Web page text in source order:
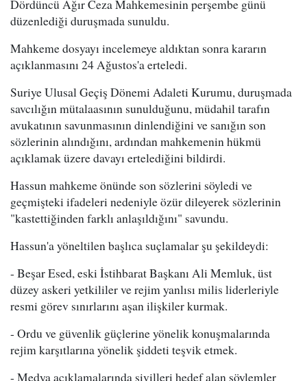
Dördüncü Ağır Ceza Mahkemesinin perşembe günü
düzenlediği duruşmada sunuldu.
Mahkeme dosyayı incelemeye aldıktan sonra kararın
açıklanmasını 24 Ağustos'a erteledi.
Suriye Ulusal Geçiş Dönemi Adaleti Kurumu, duruşmada
savcılığın mütalaasının sunulduğunu, müdahil tarafın
avukatının savunmasının dinlendiğini ve sanığın son
sözlerinin alındığını, ardından mahkemenin hükmü
açıklamak üzere davayı ertelediğini bildirdi.
Hassun mahkeme önünde son sözlerini söyledi ve
geçmişteki ifadeleri nedeniyle özür dileyerek sözlerinin
"kastettiğinden farklı anlaşıldığını" savundu.
Hassun'a yöneltilen başlıca suçlamalar şu şekildeydi:
- Beşar Esed, eski İstihbarat Başkanı Ali Memluk, üst
düzey askeri yetkililer ve rejim yanlısı milis liderleriyle
resmi görev sınırlarını aşan ilişkiler kurmak.
- Ordu ve güvenlik güçlerine yönelik konuşmalarında
rejim karşıtlarına yönelik şiddeti teşvik etmek.
- Medya açıklamalarında sivilleri hedef alan söylemler